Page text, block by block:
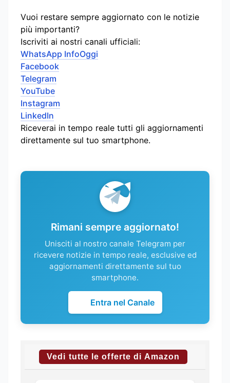
Vuoi restare sempre aggiornato con le notizie
più importanti?
Iscriviti ai nostri canali ufficiali:
WhatsApp InfoOggi
Facebook
Telegram
YouTube
Instagram
LinkedIn
Riceverai in tempo reale tutti gli aggiornamenti
direttamente sul tuo smartphone.
Rimani sempre aggiornato!
Unisciti al nostro canale Telegram per
ricevere notizie in tempo reale, esclusive ed
aggiornamenti direttamente sul tuo
smartphone.
Entra nel Canale